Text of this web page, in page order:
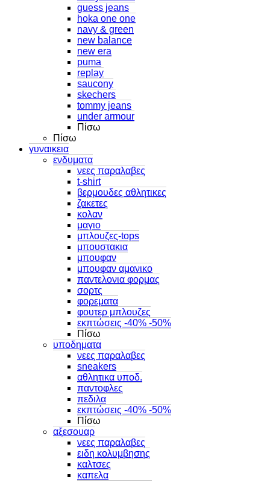
guess jeans
hoka one one
navy & green
new balance
new era
puma
replay
saucony
skechers
tommy jeans
under armour
Πίσω
Πίσω
γυναικεια
ενδυματα
νεες παραλαβες
t-shirt
βερμουδες αθλητικες
ζακετες
κολαν
μαγιο
μπλουζες-tops
μπουστακια
μπουφαν
μπουφαν αμανικο
παντελονια φορμας
σορτς
φορεματα
φουτερ μπλουζες
εκπτώσεις -40% -50%
Πίσω
υποδηματα
νεες παραλαβες
sneakers
αθλητικα υποδ.
παντοφλες
πεδιλα
εκπτώσεις -40% -50%
Πίσω
αξεσουαρ
νεες παραλαβες
ειδη κολυμβησης
καλτσες
καπελα